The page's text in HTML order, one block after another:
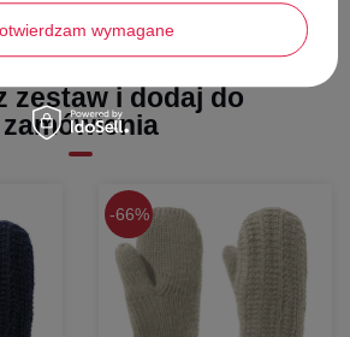
a regulowany jedną ręką mankiet
dopasowanie.
smycz zapobiega zgubieniu
zewnętrzna to mieszanka poliestrowa,
zestaw i dodaj do
zamówienia
66%
wymagane